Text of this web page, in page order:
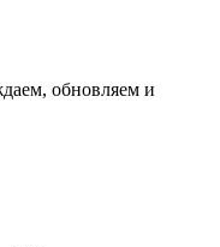
обновляем и